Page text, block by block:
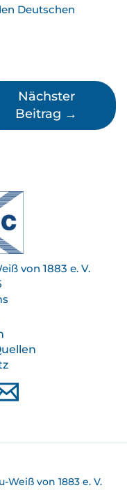
Deutschen
Nächster
Beitrag →
von 1883 e. V.
von 1883 e. V.